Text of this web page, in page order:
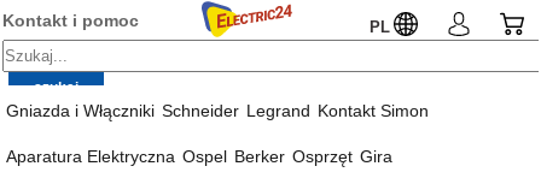
Kontakt i pomoc PL
Gniazda i Włączniki Schneider Legrand Kontakt Simon
Aparatura Elektryczna Ospel Berker Osprzęt Gira